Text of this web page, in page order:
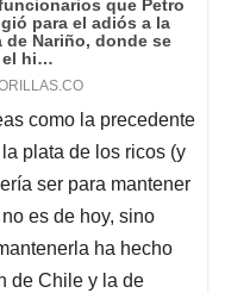
como la precedente
plata de los ricos (y
ser para mantener
es de hoy, sino
ha hecho
de Chile y la de